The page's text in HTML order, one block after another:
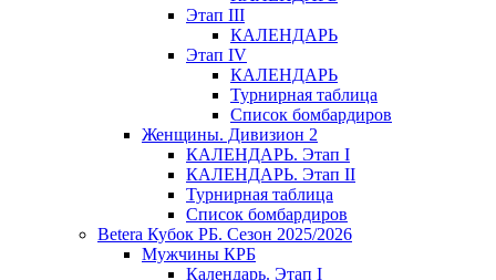
Этап III
КАЛЕНДАРЬ
Этап IV
КАЛЕНДАРЬ
Турнирная таблица
Список бомбардиров
Женщины. Дивизион 2
КАЛЕНДАРЬ. Этап I
КАЛЕНДАРЬ. Этап II
Турнирная таблица
Список бомбардиров
Betera Кубок РБ. Сезон 2025/2026
Мужчины КРБ
Календарь. Этап I